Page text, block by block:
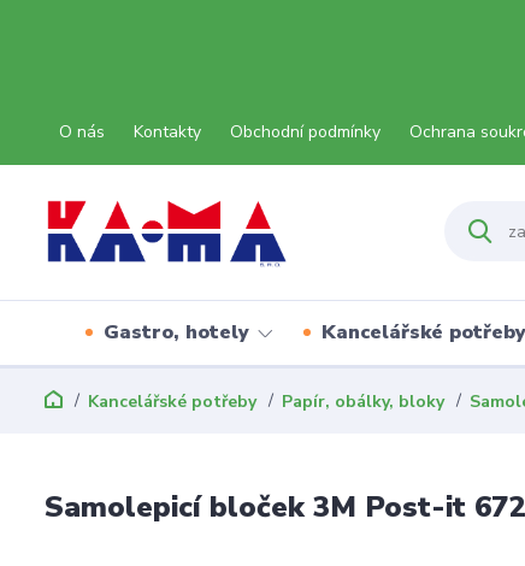
O nás Kontakty Obchodní podmínky Ochrana
Gastro, hotely Kancelářské potřeby
Kancelářské potřeby Papír, obálky, bloky
Samolepicí bloček 3M Post-it